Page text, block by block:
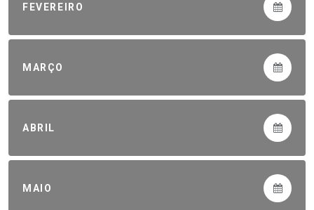
FEVEREIRO
MARÇO
ABRIL
MAIO